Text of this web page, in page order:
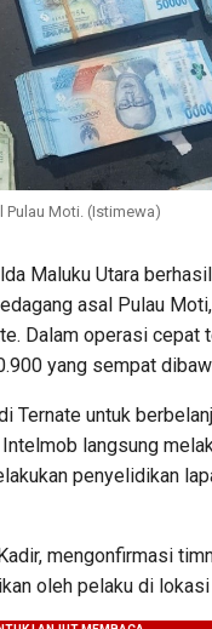
Moti. (Istimewa)
Maluku Utara
asal Pulau
Dalam operasi cepat
yang sempat
Ternate untuk
langsung
penyelidikan
mengonfirmasi
oleh pelaku di